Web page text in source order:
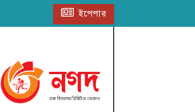
ইপেপার